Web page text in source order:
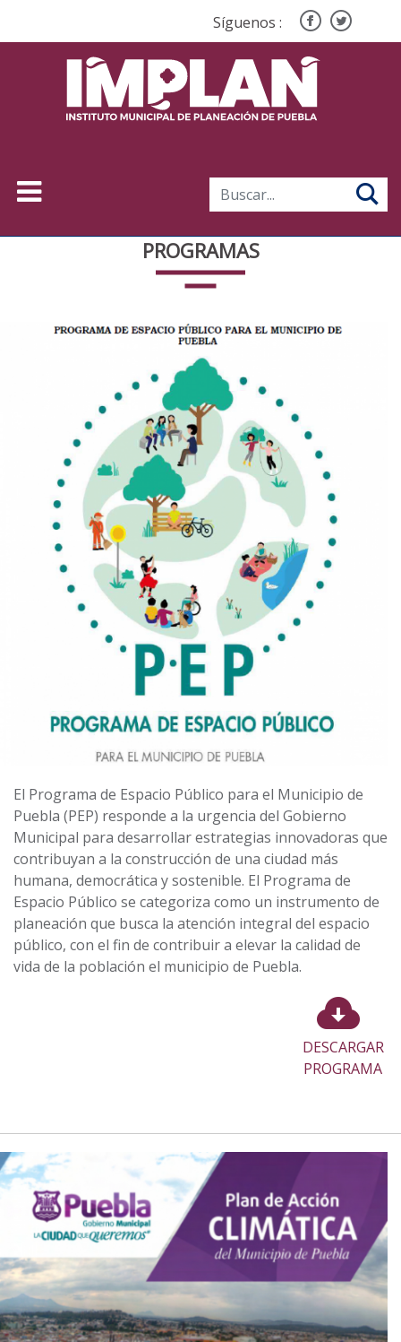
Síguenos :
PROGRAMAS
El Programa de Espacio Público para el Municipio de
Puebla (PEP) responde a la urgencia del Gobierno
Municipal para desarrollar estrategias innovadoras que
contribuyan a la construcción de una ciudad más
humana, democrática y sostenible. El Programa de
Espacio Público se categoriza como un instrumento de
planeación que busca la atención integral del espacio
público, con el fin de contribuir a elevar la calidad de
vida de la población el municipio de Puebla.
DESCARGAR
PROGRAMA